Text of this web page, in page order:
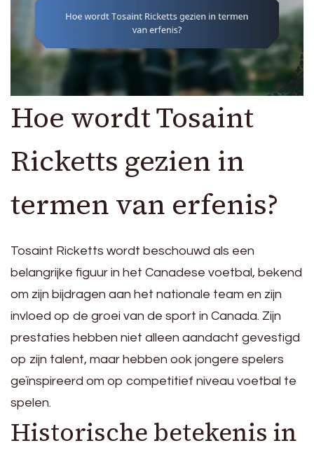
Hoe wordt Tosaint
Ricketts gezien in
termen van erfenis?
Tosaint Ricketts wordt beschouwd als een
belangrijke figuur in het Canadese voetbal, bekend
om zijn bijdragen aan het nationale team en zijn
invloed op de groei van de sport in Canada. Zijn
prestaties hebben niet alleen aandacht gevestigd
op zijn talent, maar hebben ook jongere spelers
geïnspireerd om op competitief niveau voetbal te
spelen.
Historische betekenis in